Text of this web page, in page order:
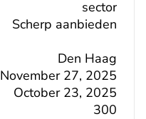
sector
Scherp aanbieden
Den Haag
300
October 23, 2025
November 27, 2025